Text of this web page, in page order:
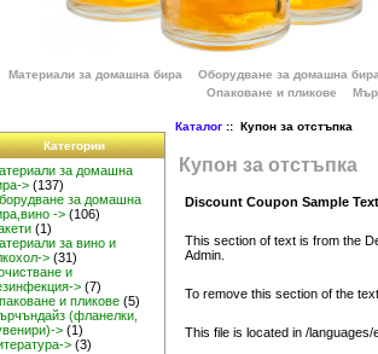
Материали за домашна бира
Оборудване за домашна
Опаковане и пликове
Категории
за домашна
> (137)
за домашна
-> (106)
(1)
за вино и
> (31)
и
> (7)
и пликове (5)
(фланелки,
> (1)
> (3)
Каталог:: Купон за отстъпка
Купон за отстъпка
Discount Coupon Sample
This section of text is from the
Admin.
To remove this section of the
This file is located in /languages/